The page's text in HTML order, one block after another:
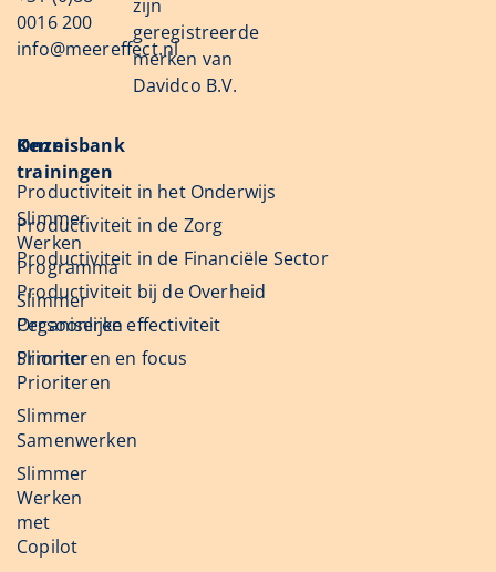
0016 200
info@meereffect.nl
zijn
geregistreerde
merken van
Davidco B.V.
Onze
trainingen
Slimmer
Werken
Programma
Slimmer
Organiseren
Slimmer
Prioriteren
Slimmer
Samenwerken
Slimmer
Werken
met
Copilot
Kennisbank
Productiviteit in het Onderwijs
Productiviteit in de Zorg
Productiviteit in de Financiële Sector
Productiviteit bij de Overheid
Persoonlijke effectiviteit
Prioriteren en focus